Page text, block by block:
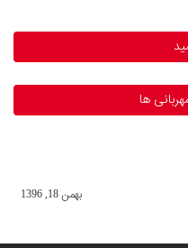
ها
بهمن 18, 1396